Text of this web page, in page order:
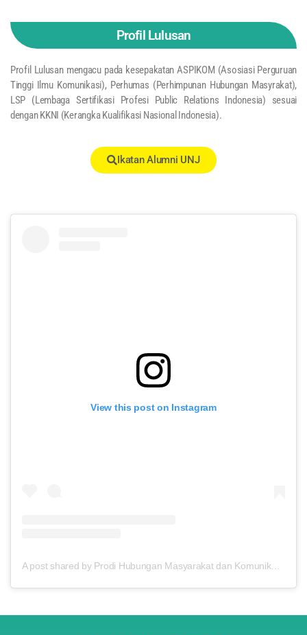
Profil Lulusan
Profil Lulusan mengacu pada kesepakatan ASPIKOM (Asosiasi Perguruan
Tinggi Ilmu Komunikasi), Perhumas (Perhimpunan Hubungan Masyrakat),
LSP (Lembaga Sertifikasi Profesi Public Relations Indonesia) sesuai
dengan KKNI (Kerangka Kualifikasi Nasional Indonesia).
Ikatan Alumni UNJ
View this post on Instagram